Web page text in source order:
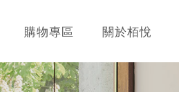
購物專區 關於栢悅